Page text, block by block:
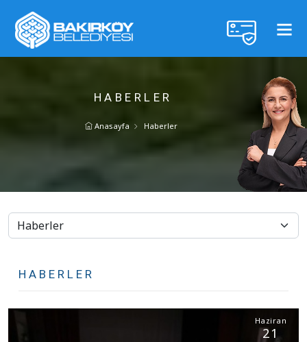
HABERLER
Anasayfa Haberler
HABERLER
Haziran
21